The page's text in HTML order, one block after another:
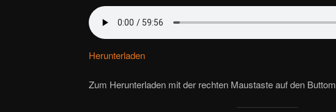
Herunterladen
Zum Herunterladen mit der rechten Maustaste auf den Buttom